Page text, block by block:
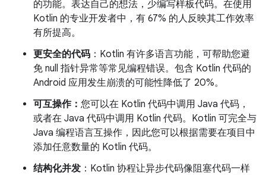
的功能。表达自己的想法，少编写样板代码。在使用
Kotlin 的专业开发者中，有 67% 的人反映其工作效率
有所提高。
更安全的代码 ：Kotlin 有许多语言功能，可帮助您避
免 null 指针异常等常见编程错误。包含 Kotlin 代码的
Android 应用发生崩溃的可能性降低了 20%。
可互操作： 您可以在 Kotlin 代码中调用 Java 代码，
或者在 Java 代码中调用 Kotlin 代码。Kotlin 可完全与
Java 编程语言互操作，因此您可以根据需要在项目中
添加任意数量的 Kotlin 代码。
结构化并发 ：Kotlin 协程让异步代码像阻塞代码一样